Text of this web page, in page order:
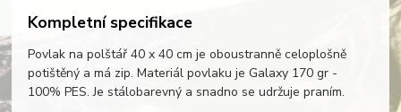
Kompletní specifikace
Povlak na polštář 40 x 40 cm je oboustranně celoplošně
potištěný a má zip. Materiál povlaku je Galaxy 170 gr -
100% PES. Je stálobarevný a snadno se udržuje praním.